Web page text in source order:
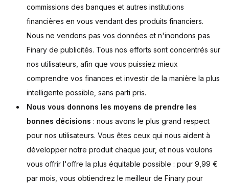
commissions des banques et autres institutions
financières en vous vendant des produits financiers.
Nous ne vendons pas vos données et n'inondons pas
Finary de publicités. Tous nos efforts sont concentrés sur
nos utilisateurs, afin que vous puissiez mieux
comprendre vos finances et investir de la manière la plus
intelligente possible, sans parti pris.
Nous vous donnons les moyens de prendre les
bonnes décisions : nous avons le plus grand respect
pour nos utilisateurs. Vous êtes ceux qui nous aident à
développer notre produit chaque jour, et nous voulons
vous offrir l'offre la plus équitable possible : pour 9,99 €
par mois, vous obtiendrez le meilleur de Finary pour